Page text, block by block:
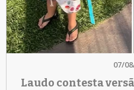
07/
Laudo contesta